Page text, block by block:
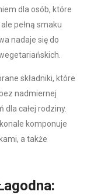
dla osób, które
pełną smaku
nadaje się do
składniki, które
nadmiernej
całej rodziny.
komponuje
a także